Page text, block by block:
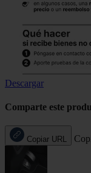
Descargar
Comparte este
Copiar URL